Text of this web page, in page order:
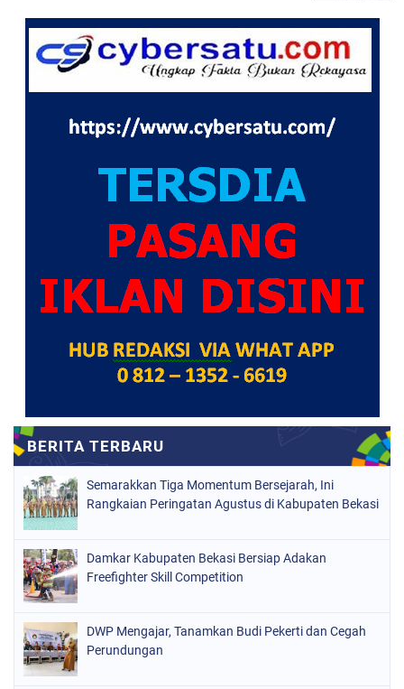
Semarakkan Tiga Momentum Bersejarah, Ini
Rangkaian Peringatan Agustus di Kabupaten Bekasi
Damkar Kabupaten Bekasi Bersiap Adakan
Freefighter Skill Competition
DWP Mengajar, Tanamkan Budi Pekerti dan Cegah
Perundungan